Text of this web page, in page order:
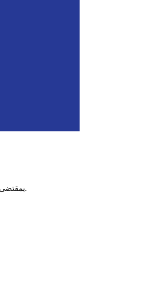
بمقتضى أمر عدد 87 لسنة 2026 مؤرخ في 1جوان 2026 ، يسمى السيد صالح بن عمر، مستشار مقرر عام، مكلفا عاما لنزاعات الدولة بوزارة أملاك الدولة و الشؤون العقارية.